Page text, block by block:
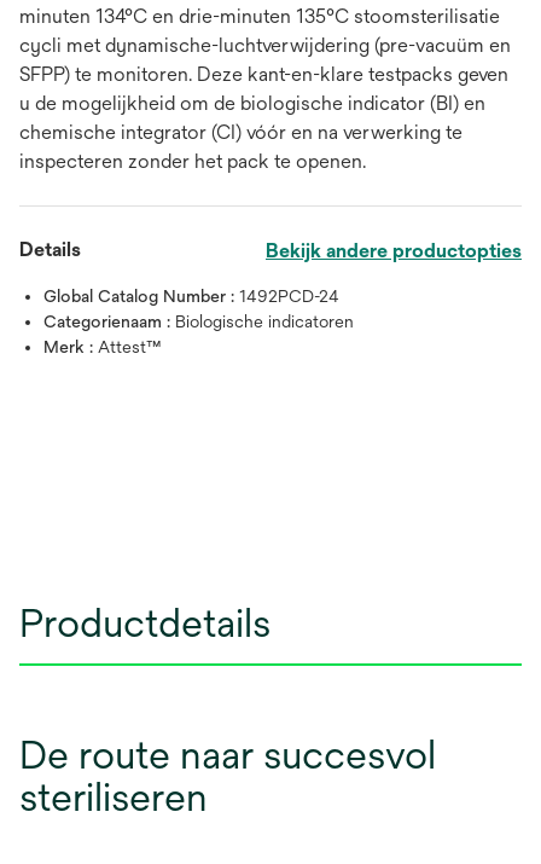
minuten 134°C en drie-minuten 135°C stoomsterilisatie
cycli met dynamische-luchtverwijdering (pre-vacuüm en
SFPP) te monitoren. Deze kant-en-klare testpacks geven
u de mogelijkheid om de biologische indicator (BI) en
chemische integrator (CI) vóór en na verwerking te
inspecteren zonder het pack te openen.
Details Bekijk andere productopties
Global Catalog Number : 1492PCD-24
Categorienaam : Biologische indicatoren
Merk : Attest™
Productdetails
De route naar succesvol
steriliseren